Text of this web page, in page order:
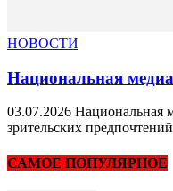
НОВОСТИ
Национальная
03.07.2026 Национальная
зрительских
САМОЕ ПОПУЛЯРНОЕ